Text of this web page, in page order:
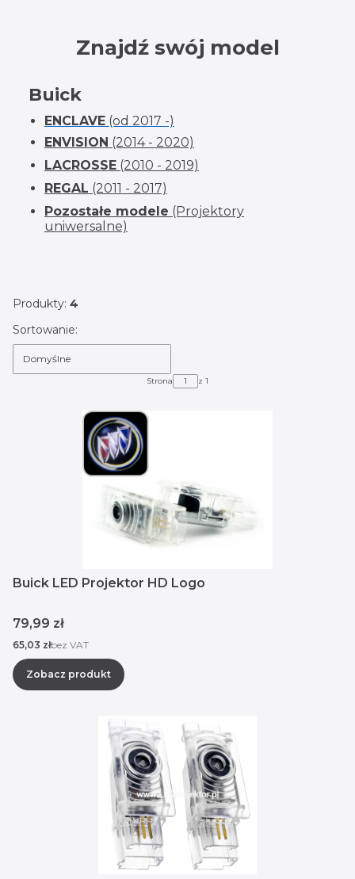
Znajdź swój model
Buick
ENCLAVE (od 2017 -)
ENVISION (2014 - 2020)
LACROSSE (2010 - 2019)
REGAL (2011 - 2017)
Pozostałe modele (Projektory
uniwersalne)
Produkty: 4
Lista produktów
Sortowanie:
Domyślne
Strona z 1
Buick LED Projektor HD Logo
Cena
79,99 zł
Cena
65,03 złbez VAT
Zobacz produkt